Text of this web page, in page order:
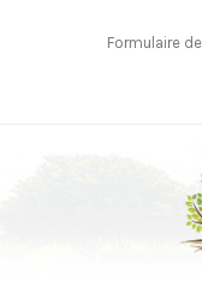
Formulaire